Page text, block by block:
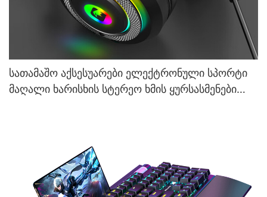
სათამაშო აქსესუარები ელექტრონული სპორტი
მაღალი ხარისხის სტერეო ხმის ყურსასმენები